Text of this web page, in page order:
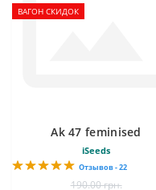
ВАГОН СКИДОК
Ak 47 feminised
iSeeds
Отзывов - 22
190.00 грн.